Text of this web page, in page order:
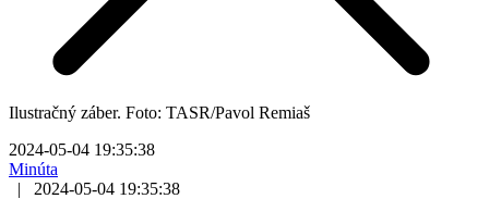
Ilustračný záber. Foto: TASR/Pavol Remiaš
2024-05-04 19:35:38
Minúta
|
2024-05-04 19:35:38